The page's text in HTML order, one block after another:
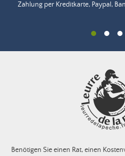
Zahlung per Kreditkarte, Paypal,
Benötigen Sie einen Rat, einen